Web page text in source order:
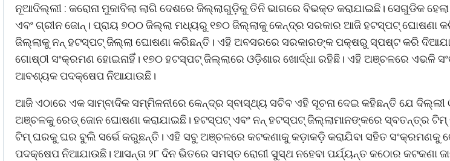
ନୂଆଦିଲ୍ଲୀ : କରୋନା ମୁକାବିଲା ଲାଗି ଦେଶରେ ଜିଲ୍ଲାଗୁଡ଼ିକୁ ତିନି ଭାଗରେ ବିଭକ୍ତ କରାଯାଇଛି। ସେଗୁଡିକ
ଏବଂ ଗ୍ରୀନ ଜୋନ୍। ପ୍ରାୟ ୭୦୦ ଜିଲ୍ଲା ମଧ୍ୟରୁ ୧୭୦ ଜିଲ୍ଲାକୁ କେନ୍ଦ୍ର ସରକାର ଆଜି ହଟସ୍ପଟ୍ ଘୋଷଣା
ଜିଲ୍ଲାକୁ ନନ୍ ହଟସ୍ପଟ୍ ଜିଲ୍ଲା ଘୋଷଣା କରିଛନ୍ତି। ଏହି ଅବସରରେ ସରକାରଙ୍କ ପକ୍ଷରୁ ସ୍ପଷ୍ଟ କରି
ଗୋଷ୍ଠୀ ସଂକ୍ରମଣ ହୋଇନାହିଁ। ୧୭୦ ହଟସ୍ପଟ୍ ଜିଲ୍ଲାରେ ଓଡ଼ିଶାର ଖୋର୍ଦ୍ଧା ରହିଛି। ଏହି ଅଞ୍ଚଳରେ ଏଭଳି
ଆବଶ୍ୟକ ପଦକ୍ଷେପ ନିଆଯାଉଛି।
ଆଜି ଏଠାରେ ଏକ ସାମ୍ବାଦିକ ସମ୍ମିଳନୀରେ କେନ୍ଦ୍ର ସ୍ବାସ୍ଥ୍ୟ ସଚିବ ଏହି ସୂଚନା ଦେଇ କହିଛନ୍ତି ଯେ ଦିଲ୍ଲୀ
ଅଞ୍ଚଳକୁ ରେଡ୍ ଜୋନ ଘୋଷଣା କରାଯାଇଛି। ହଟସ୍ପଟ୍ ଏବଂ ନନ୍ ହଟସ୍ପଟ୍ ଜିଲ୍ଲାମାନଙ୍କରେ ସ୍ବତନ୍ତ୍ର ଟିମ୍
ଟିମ୍ ଘରକୁ ଘର ବୁଲି ସର୍ଭେ କରୁଛନ୍ତି। ଏହି ସବୁ ଅଞ୍ଚଳରେ କଟକଣାକୁ କଡ଼ାକଡ଼ି କରାଯିବା ସହିତ ସଂକ୍ରମଣକୁ
ପଦକ୍ଷେପ ନିଆଯାଉଛି। ଆସନ୍ତା ୨୮ ଦିନ ଭିତରେ ସମସ୍ତ ରୋଗୀ ସୁସ୍ଥ ନହେବା ପର୍ଯ୍ୟନ୍ତ କଠୋର କଟକଣା